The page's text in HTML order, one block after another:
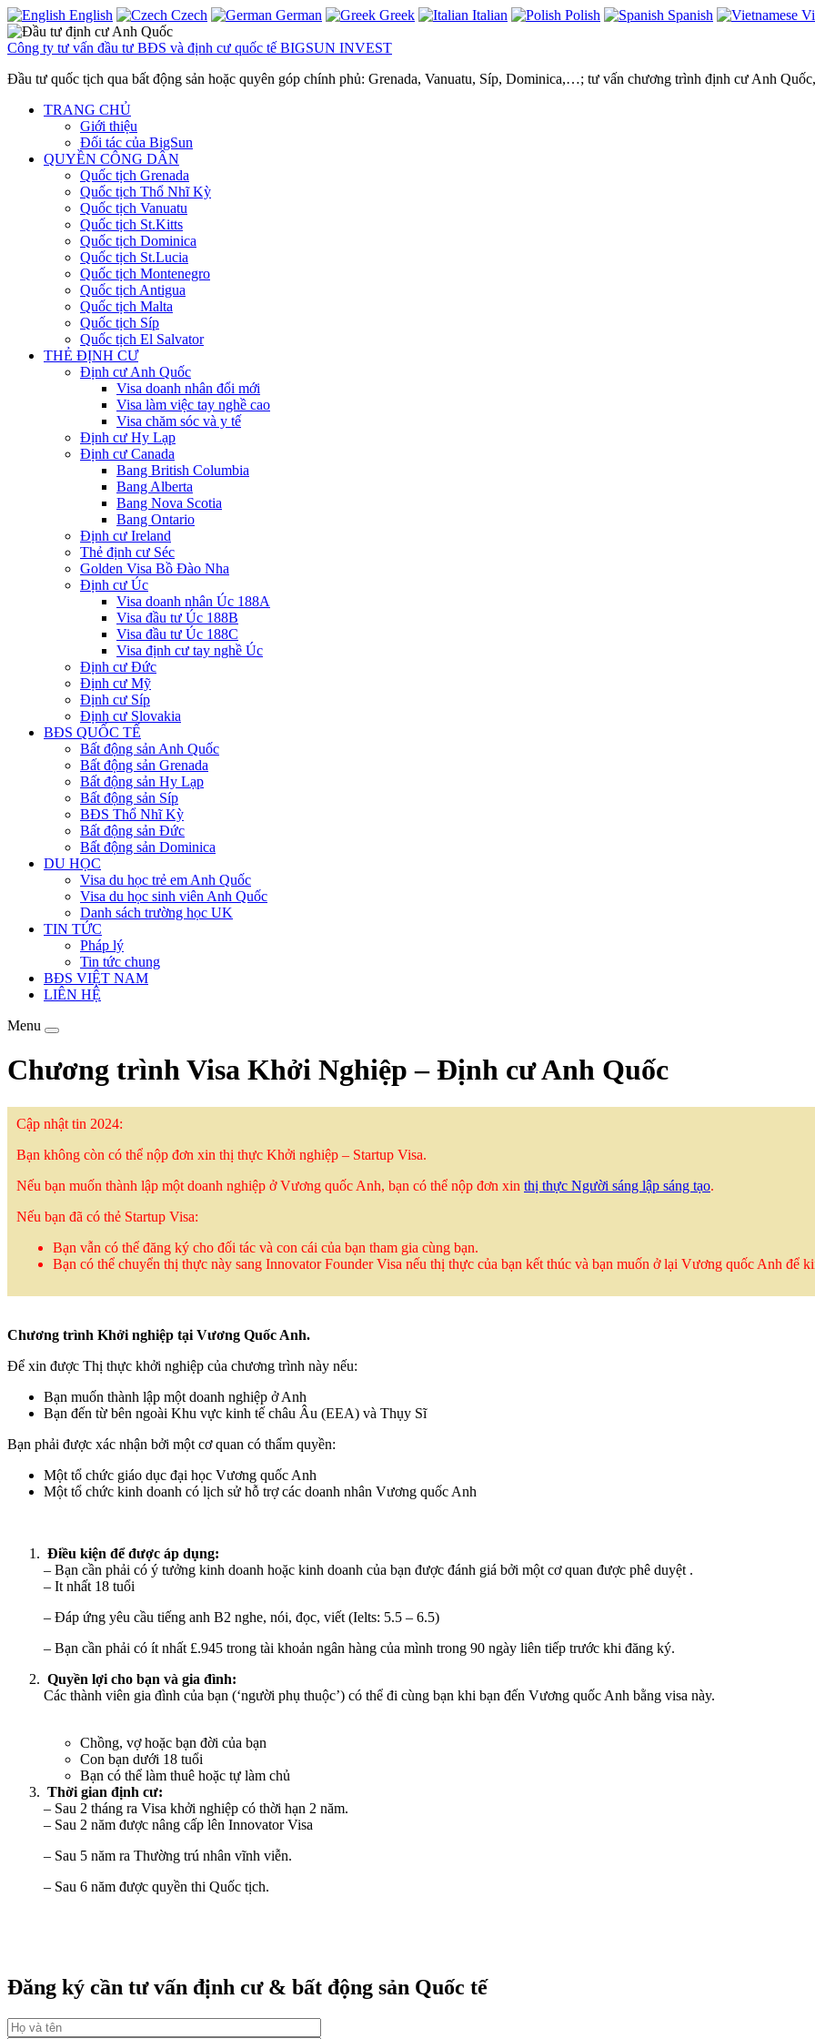
English Czech German Greek Italian Polish Spanish
Công ty tư vấn đầu tư BĐS và định cư quốc tế BIGSUN INVEST
Đầu tư quốc tịch qua bất động sản hoặc quyên góp chính phủ: Grenada, Vanuatu, Síp, Dominica,…; tư vấn chương trình định cư Anh
TRANG CHỦ
Giới thiệu
Đối tác của BigSun
QUYỀN CÔNG DÂN
Quốc tịch Grenada
Quốc tịch Thổ Nhĩ Kỳ
Quốc tịch Vanuatu
Quốc tịch St.Kitts
Quốc tịch Dominica
Quốc tịch St.Lucia
Quốc tịch Montenegro
Quốc tịch Antigua
Quốc tịch Malta
Quốc tịch Síp
Quốc tịch El Salvator
THẺ ĐỊNH CƯ
Định cư Anh Quốc
Visa doanh nhân đổi mới
Visa làm việc tay nghề cao
Visa chăm sóc và y tế
Định cư Hy Lạp
Định cư Canada
Bang British Columbia
Bang Alberta
Bang Nova Scotia
Bang Ontario
Định cư Ireland
Thẻ định cư Séc
Golden Visa Bồ Đào Nha
Định cư Úc
Visa doanh nhân Úc 188A
Visa đầu tư Úc 188B
Visa đầu tư Úc 188C
Visa định cư tay nghề Úc
Định cư Đức
Định cư Mỹ
Định cư Síp
Định cư Slovakia
BĐS QUỐC TẾ
Bất động sản Anh Quốc
Bất động sản Grenada
Bất động sản Hy Lạp
Bất động sản Síp
BĐS Thổ Nhĩ Kỳ
Bất động sản Đức
Bất động sản Dominica
DU HỌC
Visa du học trẻ em Anh Quốc
Visa du học sinh viên Anh Quốc
Danh sách trường học UK
TIN TỨC
Pháp lý
Tin tức chung
BĐS VIỆT NAM
LIÊN HỆ
Menu
Chương trình Visa Khởi Nghiệp – Định cư Anh Quốc
Cập nhật tin 2024:
Bạn không còn có thể nộp đơn xin thị thực Khởi nghiệp – Startup Visa.
Nếu bạn muốn thành lập một doanh nghiệp ở Vương quốc Anh, bạn có thể nộp đơn xin thị thực Người sáng lập sáng tạo.
Nếu bạn đã có thẻ Startup Visa:
Bạn vẫn có thể đăng ký cho đối tác và con cái của bạn tham gia cùng bạn.
Bạn có thể chuyển thị thực này sang Innovator Founder Visa nếu thị thực của bạn kết thúc và bạn muốn ở lại Vương quốc Anh để
Chương trình Khởi nghiệp tại Vương Quốc Anh.
Để xin được Thị thực khởi nghiệp của chương trình này nếu:
Bạn muốn thành lập một doanh nghiệp ở Anh
Bạn đến từ bên ngoài Khu vực kinh tế châu Âu (EEA) và Thụy Sĩ
Bạn phải được xác nhận bởi một cơ quan có thẩm quyền:
Một tổ chức giáo dục đại học Vương quốc Anh
Một tổ chức kinh doanh có lịch sử hỗ trợ các doanh nhân Vương quốc Anh
Điều kiện để được áp dụng:
– Bạn cần phải có ý tưởng kinh doanh hoặc kinh doanh của bạn được đánh giá bởi một cơ quan được phê duyệt .
– It nhất 18 tuổi
– Đáp ứng yêu cầu tiếng anh B2 nghe, nói, đọc, viết (Ielts: 5.5 – 6.5)
– Bạn cần phải có ít nhất £.945 trong tài khoản ngân hàng của mình trong 90 ngày liên tiếp trước khi đăng ký.
Quyền lợi cho bạn và gia đình:
Các thành viên gia đình của bạn (‘người phụ thuộc’) có thể đi cùng bạn khi bạn đến Vương quốc Anh bằng visa này.
Chồng, vợ hoặc bạn đời của bạn
Con bạn dưới 18 tuổi
Bạn có thể làm thuê hoặc tự làm chủ
Thời gian định cư:
– Sau 2 tháng ra Visa khởi nghiệp có thời hạn 2 năm.
– Sau 2 năm được nâng cấp lên Innovator Visa
– Sau 5 năm ra Thường trú nhân vĩnh viễn.
– Sau 6 năm được quyền thi Quốc tịch.
Đăng ký cần tư vấn định cư & bất động sản Quốc tế